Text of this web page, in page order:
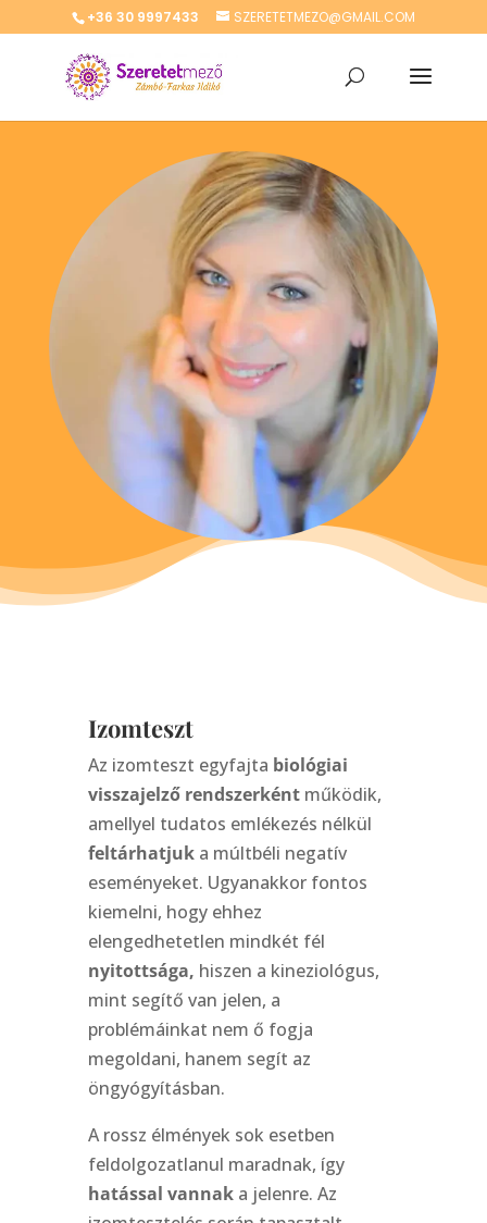
+36 30 9997433 SZERETETMEZO@GMAIL.COM
Izomteszt
Az izomteszt egyfajta biológiai
visszajelző rendszerkéntműködik,
amellyel tudatos emlékezés nélkül
feltárhatjuka múltbéli negatív
eseményeket. Ugyanakkor fontos
kiemelni, hogy ehhez
elengedhetetlen mindkét fél
nyitottsága, hiszen a kineziológus,
mint segítő van jelen, a
problémáinkat nem ő fogja
megoldani, hanem segít az
öngyógyításban.
A rossz élmények sok esetben
feldolgozatlanul maradnak, így
hatással vannaka jelenre. Az